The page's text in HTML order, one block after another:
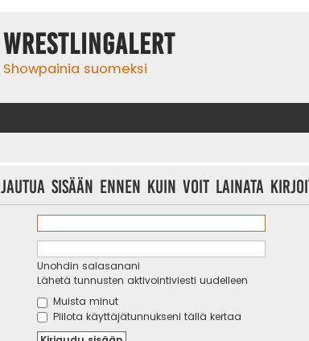
WrestlingAlert
Showpainia suomeksi
sisään ennen kuin voit lainata
Unohdin salasanani
Lähetä tunnusten aktivointiviesti uudelleen
Muista minut
Piilota käyttäjätunnukseni tällä kertaa